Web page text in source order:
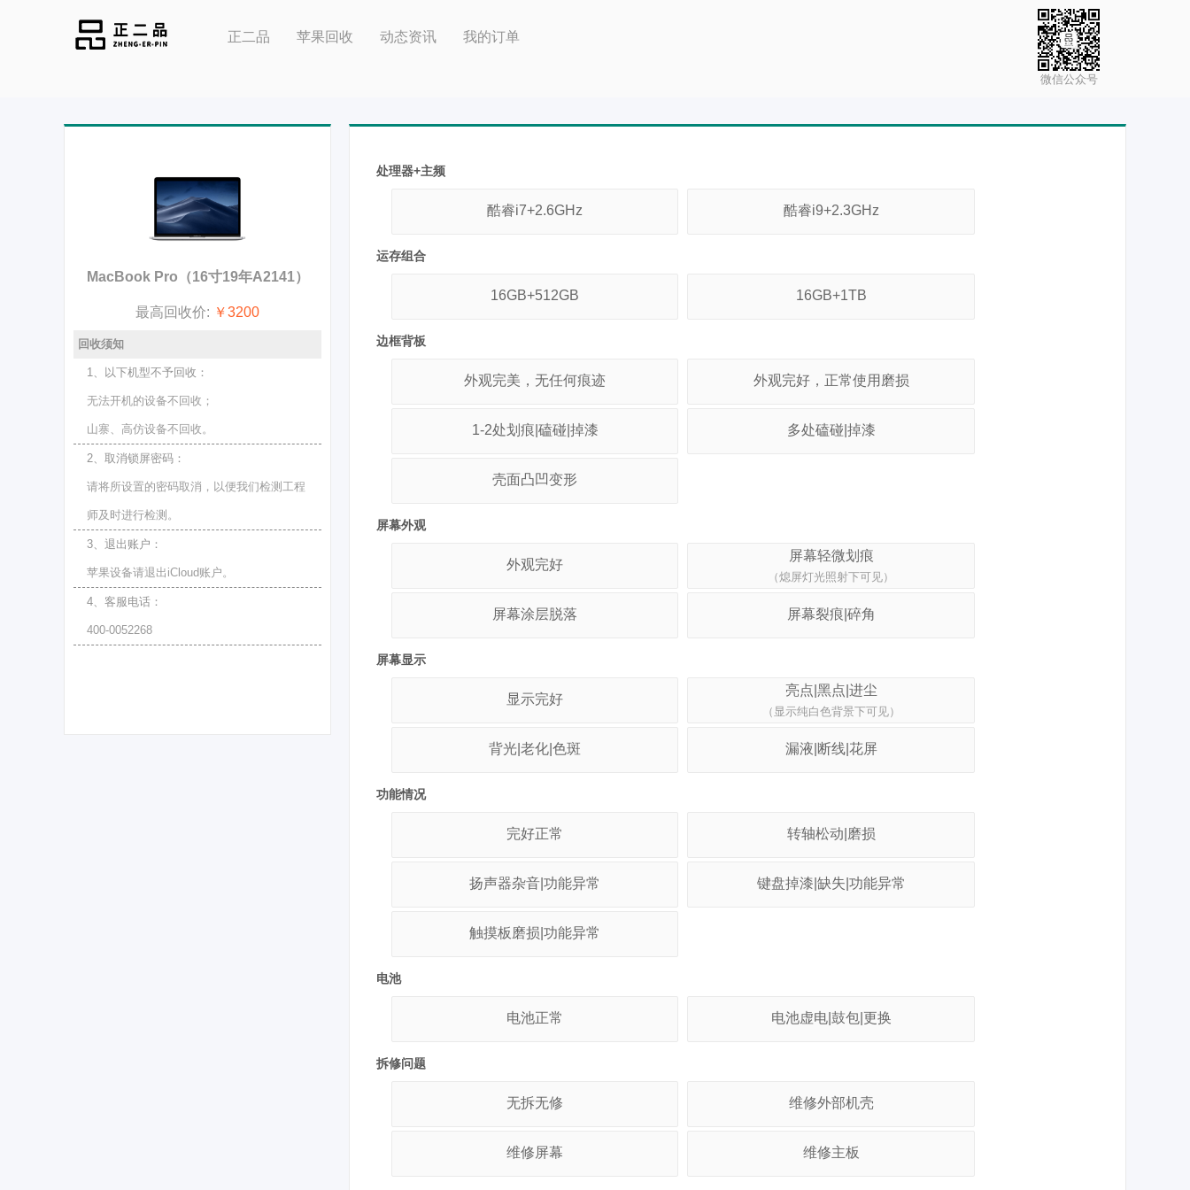
正二品 苹果回收 动态资讯 我的订单
微信公众号
MacBook Pro（16寸19年A2141）
最高回收价: ￥3200
回收须知
1、以下机型不予回收：
无法开机的设备不回收；
山寨、高仿设备不回收。
2、取消锁屏密码：
请将所设置的密码取消，以便我们检测工程
师及时进行检测。
3、退出账户：
苹果设备请退出iCloud账户。
4、客服电话：
400-0052268
处理器+主频
酷睿i7+2.6GHz 酷睿i9+2.3GHz
运存组合
16GB+512GB 16GB+1TB
边框背板
外观完美，无任何痕迹 外观完好，正常使用磨损
1-2处划痕|磕碰|掉漆 多处磕碰|掉漆
壳面凸凹变形
屏幕外观
外观完好
屏幕轻微划痕
（熄屏灯光照射下可见）
屏幕涂层脱落 屏幕裂痕|碎角
屏幕显示
显示完好
亮点|黑点|进尘
（显示纯白色背景下可见）
背光|老化|色斑 漏液|断线|花屏
功能情况
完好正常 转轴松动|磨损
扬声器杂音|功能异常 键盘掉漆|缺失|功能异常
触摸板磨损|功能异常
电池
电池正常 电池虚电|鼓包|更换
拆修问题
无拆无修 维修外部机壳
维修屏幕 维修主板